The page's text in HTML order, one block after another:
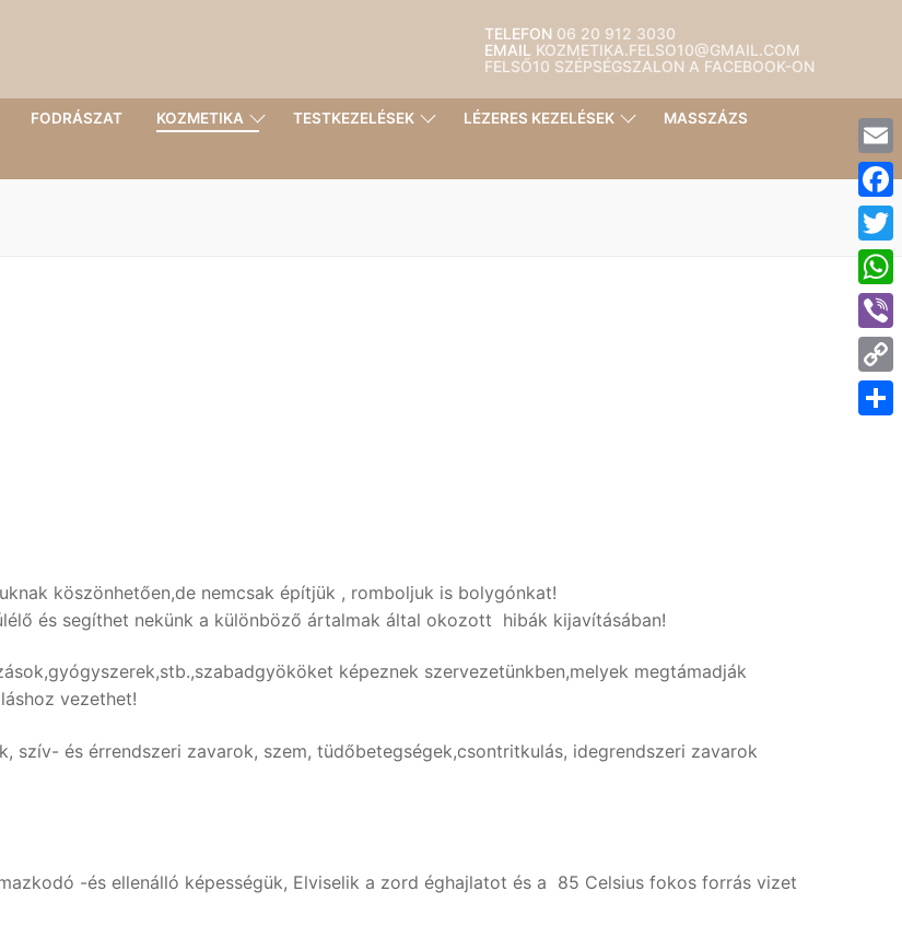
TELEFON 06 20 912 3030
EMAIL KOZMETIKA.FELSO10@GMAIL.COM
FELSŐ10 SZÉPSÉGSZALON A FACEBOOK-ON
FODRÁSZAT KOZMETIKA TESTKEZELÉSEK LÉZERES KEZELÉSEK MASSZÁZS
köszönhetően,de nemcsak építjük , romboljuk is bolygónkat!
és segíthet nekünk a különböző ártalmak által okozott hibák kijavításában!
gyógyszerek,stb.,szabadgyököket képeznek szervezetünkben,melyek megtámadják
vezethet!
szív- és érrendszeri zavarok, szem, tüdőbetegségek,csontritkulás, idegrendszeri zavarok
-és ellenálló képességük, Elviselik a zord éghajlatot és a 85 Celsius fokos forrás vizet
Email
Viber
Copy